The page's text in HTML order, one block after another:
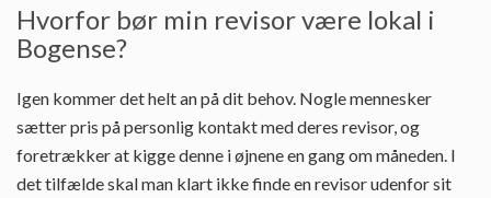
Hvorfor bør min revisor være lokal i
Bogense?
Igen kommer det helt an på dit behov. Nogle mennesker
sætter pris på personlig kontakt med deres revisor, og
foretrækker at kigge denne i øjnene en gang om måneden. I
det tilfælde skal man klart ikke finde en revisor udenfor sit